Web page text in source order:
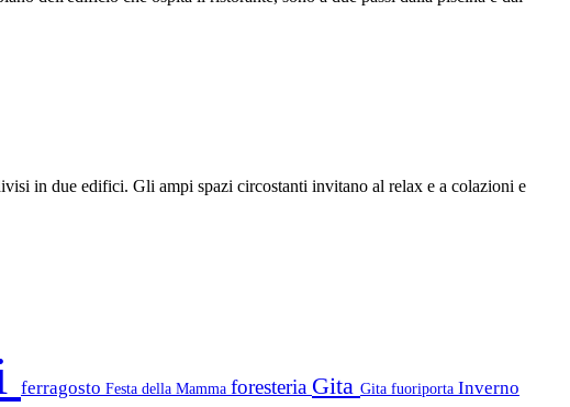
in due edifici. Gli ampi spazi circostanti invitano al relax e a colazioni e
ferragosto Festa della Mamma foresteria Gita Gita fuoriporta Inverno